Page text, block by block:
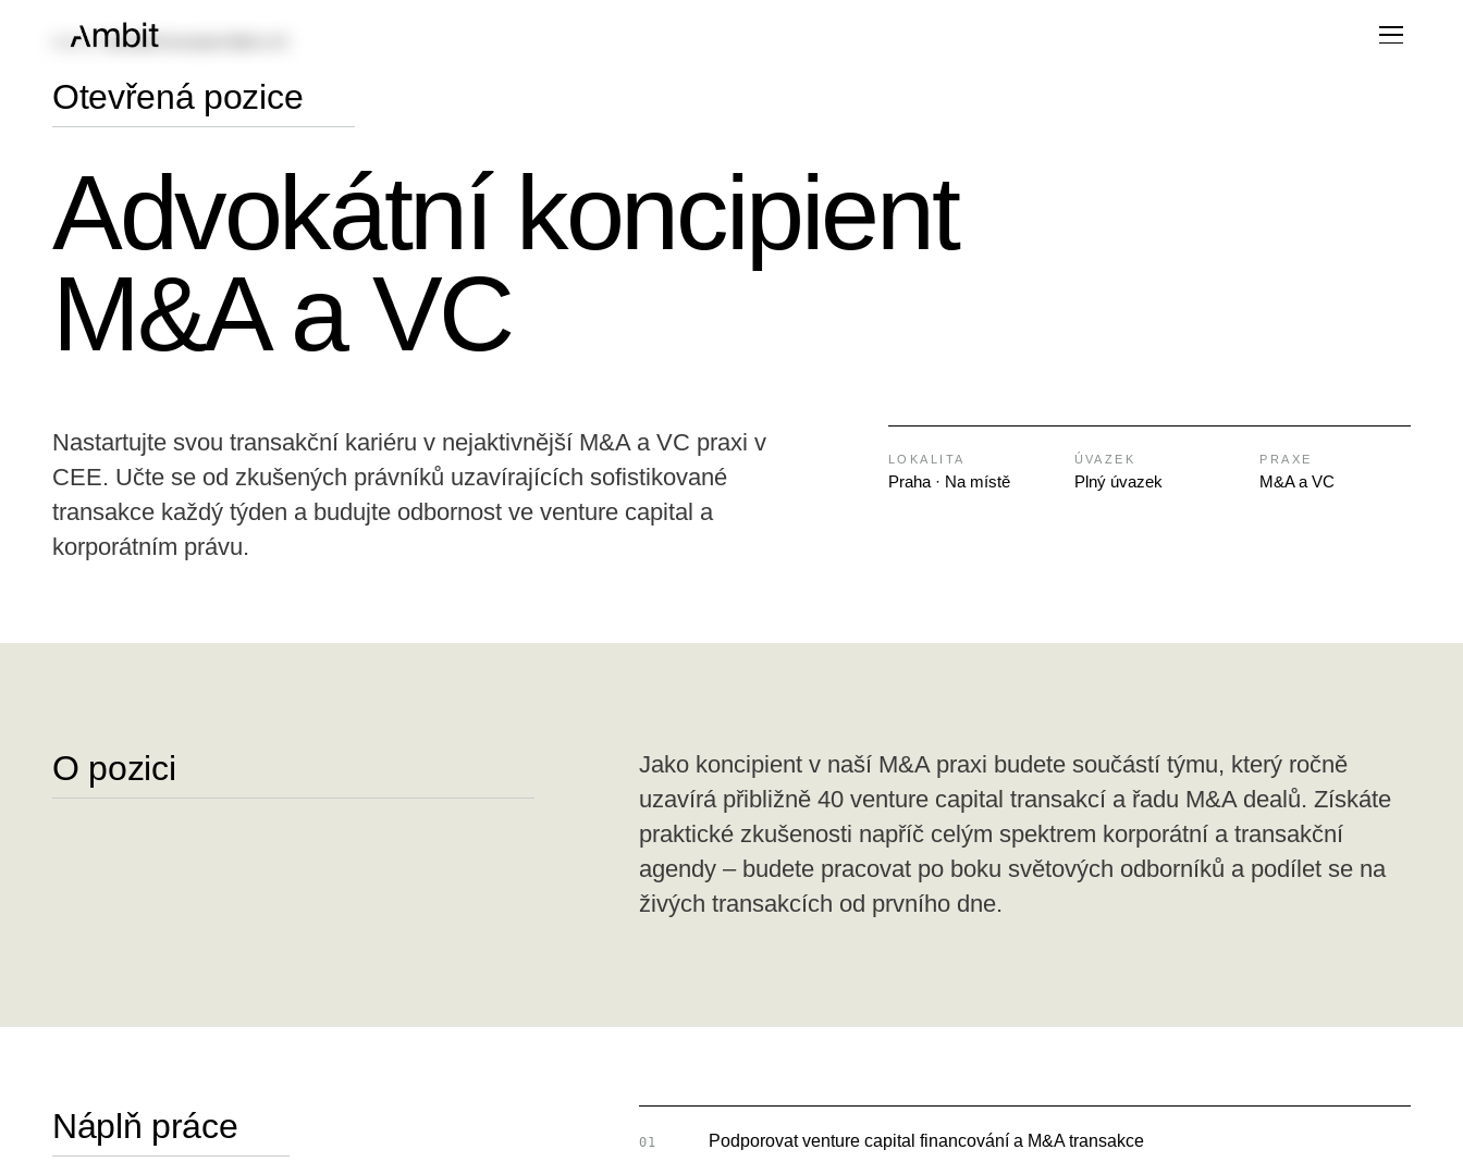
Kariéra Advokátní koncipient M&A a VC
Otevřená pozice
Advokátní koncipient
M&A a VC
Nastartujte svou transakční kariéru v nejaktivnější M&A a VC praxi v
CEE. Učte se od zkušených právníků uzavírajících sofistikované
transakce každý týden a budujte odbornost ve venture capital a
korporátním právu.
LOKALITA
Praha · Na místě
ÚVAZEK
Plný úvazek
PRAXE
M&A a VC
O pozici
Jako koncipient v naší M&A praxi budete součástí týmu, který ročně
uzavírá přibližně 40 venture capital transakcí a řadu M&A dealů. Získáte
praktické zkušenosti napříč celým spektrem korporátní a transakční
agendy – budete pracovat po boku světových odborníků a podílet se na
živých transakcích od prvního dne.
Náplň práce 01 Podporovat venture capital financování a M&A transakce